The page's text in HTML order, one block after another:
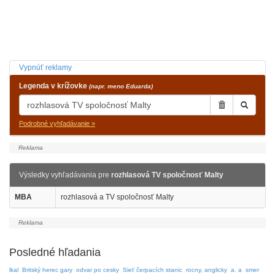
Vypnúť reklamy
Legenda v krížovke (napr. meno Eduarda)
Podrobné vyhľadávanie »
Výsledky vyhľadávania pre rozhlasová TV spoločnosť Malty
MBA rozhlasová a TV spoločnosť Malty
Posledné hľadania
lkal Britský herec gary odvar po cesky Sieť čerpacích stanic rocny, anglicky a. a smer